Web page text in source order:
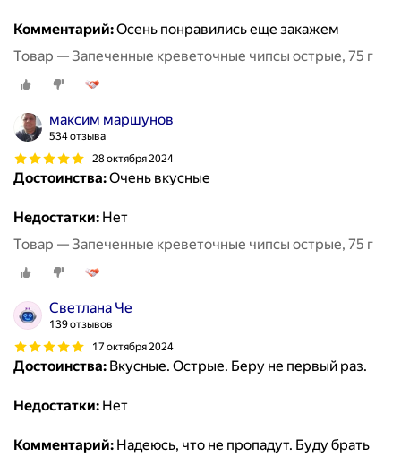
Комментарий:Осень понравились еще закажем
Товар — Запеченные креветочные чипсы острые, 75 г
максим маршунов
534 отзыва
28 октября 2024
Достоинства:Очень вкусные
Недостатки: Нет
Товар — Запеченные креветочные чипсы острые, 75 г
Светлана Че
139 отзывов
17 октября 2024
Достоинства: Вкусные. Острые. Беру не первый раз.
Недостатки: Нет
Комментарий: Надеюсь, что не пропадут. Буду брать